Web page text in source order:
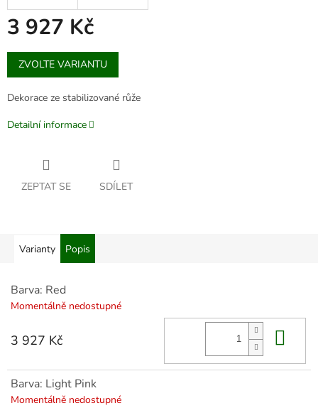
3 927 Kč
Měrná
cena:
ZVOLTE VARIANTU
Dekorace ze stabilizované růže
Detailní informace
ZEPTAT SE SDÍLET
Varianty Popis
Barva: Red
Momentálně nedostupné
3 927 Kč
Barva: Light Pink
Momentálně nedostupné